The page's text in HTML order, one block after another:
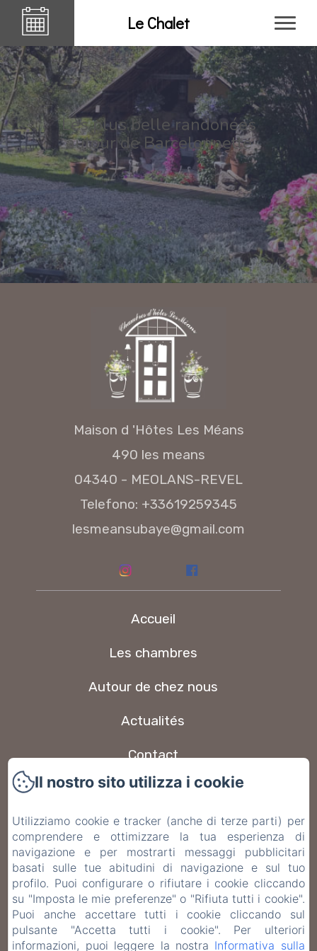
Le Chalet
Les plus belle randonées
autour de Barcelonnette
Maison d 'Hôtes Les Méans
490 les means
04340 - MEOLANS-REVEL
Telefono: +33619259345
lesmeansubaye@gmail.com
Accueil
Les chambres
Autour de chez nous
Actualités
Contact
FAQ
Informativa Privacy
Note legali
Informazioni sui cookie
EN FR ES IT DE
Il nostro sito utilizza i cookie
Utilizziamo cookie e tracker (anche di terze parti) per
comprendere e ottimizzare la tua esperienza di
navigazione e per mostrarti messaggi pubblicitari
basati sulle tue abitudini di navigazione e sul tuo
profilo. Puoi configurare o rifiutare i cookie cliccando
su "Imposta le mie preferenze" o "Rifiuta tutti i cookie".
Puoi anche accettare tutti i cookie cliccando sul
pulsante "Accetta tutti i cookie". Per ulteriori
informazioni, puoi leggere la nostra Informativa sulla